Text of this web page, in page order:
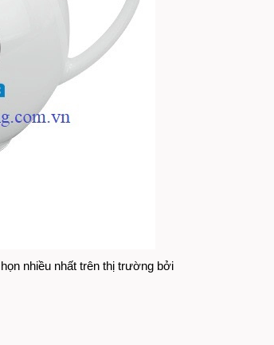
nhiều nhất trên thị trường bởi